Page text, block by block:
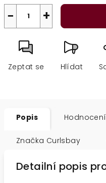
+
−
Zeptat se Hlídat
Popis
Značka Curlsbay
Detailní popis